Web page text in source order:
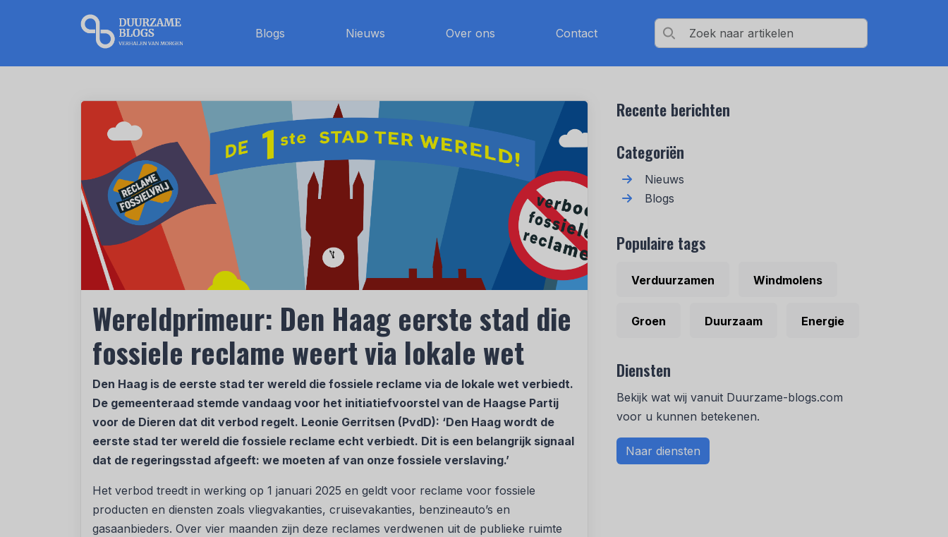
Blogs Nieuws Over ons Contact
Wereldprimeur: Den Haag eerste stad die
fossiele reclame weert via lokale wet
Den Haag is de eerste stad ter wereld die fossiele reclame via de lokale wet verbiedt.
De gemeenteraad stemde vandaag voor het initiatiefvoorstel van de Haagse Partij
voor de Dieren dat dit verbod regelt. Leonie Gerritsen (PvdD): ‘Den Haag wordt de
eerste stad ter wereld die fossiele reclame echt verbiedt. Dit is een belangrijk signaal
dat de regeringsstad afgeeft: we moeten af van onze fossiele verslaving.’
Het verbod treedt in werking op 1 januari 2025 en geldt voor reclame voor fossiele
producten en diensten zoals vliegvakanties, cruisevakanties, benzineauto’s en
gasaanbieders. Over vier maanden zijn deze reclames verdwenen uit de publieke ruimte
Recente berichten
Categoriën
Nieuws
Blogs
Populaire tags
Verduurzamen Windmolens
Groen Duurzaam Energie
Diensten
Bekijk wat wij vanuit Duurzame-blogs.com
voor u kunnen betekenen.
Naar diensten